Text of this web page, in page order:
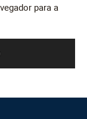
para a